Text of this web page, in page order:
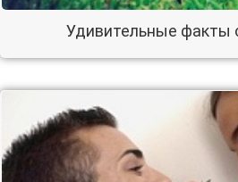
Удивительные факты